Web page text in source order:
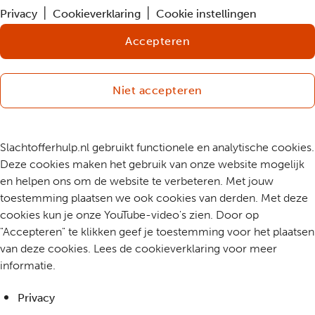
Privacy Cookieverklaring Cookie instellingen
Accepteren
Niet accepteren
Slachtofferhulp.nl gebruikt functionele en analytische cookies.
Deze cookies maken het gebruik van onze website mogelijk
en helpen ons om de website te verbeteren. Met jouw
toestemming plaatsen we ook cookies van derden. Met deze
cookies kun je onze YouTube-video's zien. Door op
"Accepteren" te klikken geef je toestemming voor het plaatsen
van deze cookies. Lees de cookieverklaring voor meer
informatie.
Privacy